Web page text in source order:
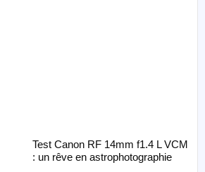
Test Canon RF 14mm f1.4 L VCM
: un rêve en astrophotographie